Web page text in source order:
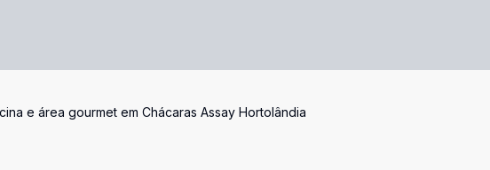
e área gourmet em Chácaras Assay Hortolândia